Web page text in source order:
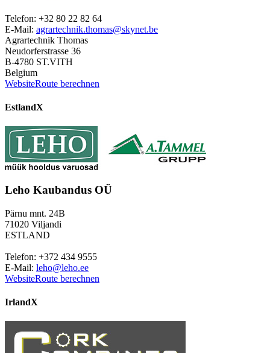
Telefon: +32 80 22 82 64
E-Mail: agrartechnik.thomas@skynet.be
Agrartechnik Thomas
Neudorferstrasse 36
B-4780 ST.VITH
Belgium
WebsiteRoute berechnen
EstlandX
Leho Kaubandus OÜ
Pärnu mnt. 24B
71020 Viljandi
ESTLAND
Telefon: +372 434 9555
E-Mail: leho@leho.ee
WebsiteRoute berechnen
IrlandX